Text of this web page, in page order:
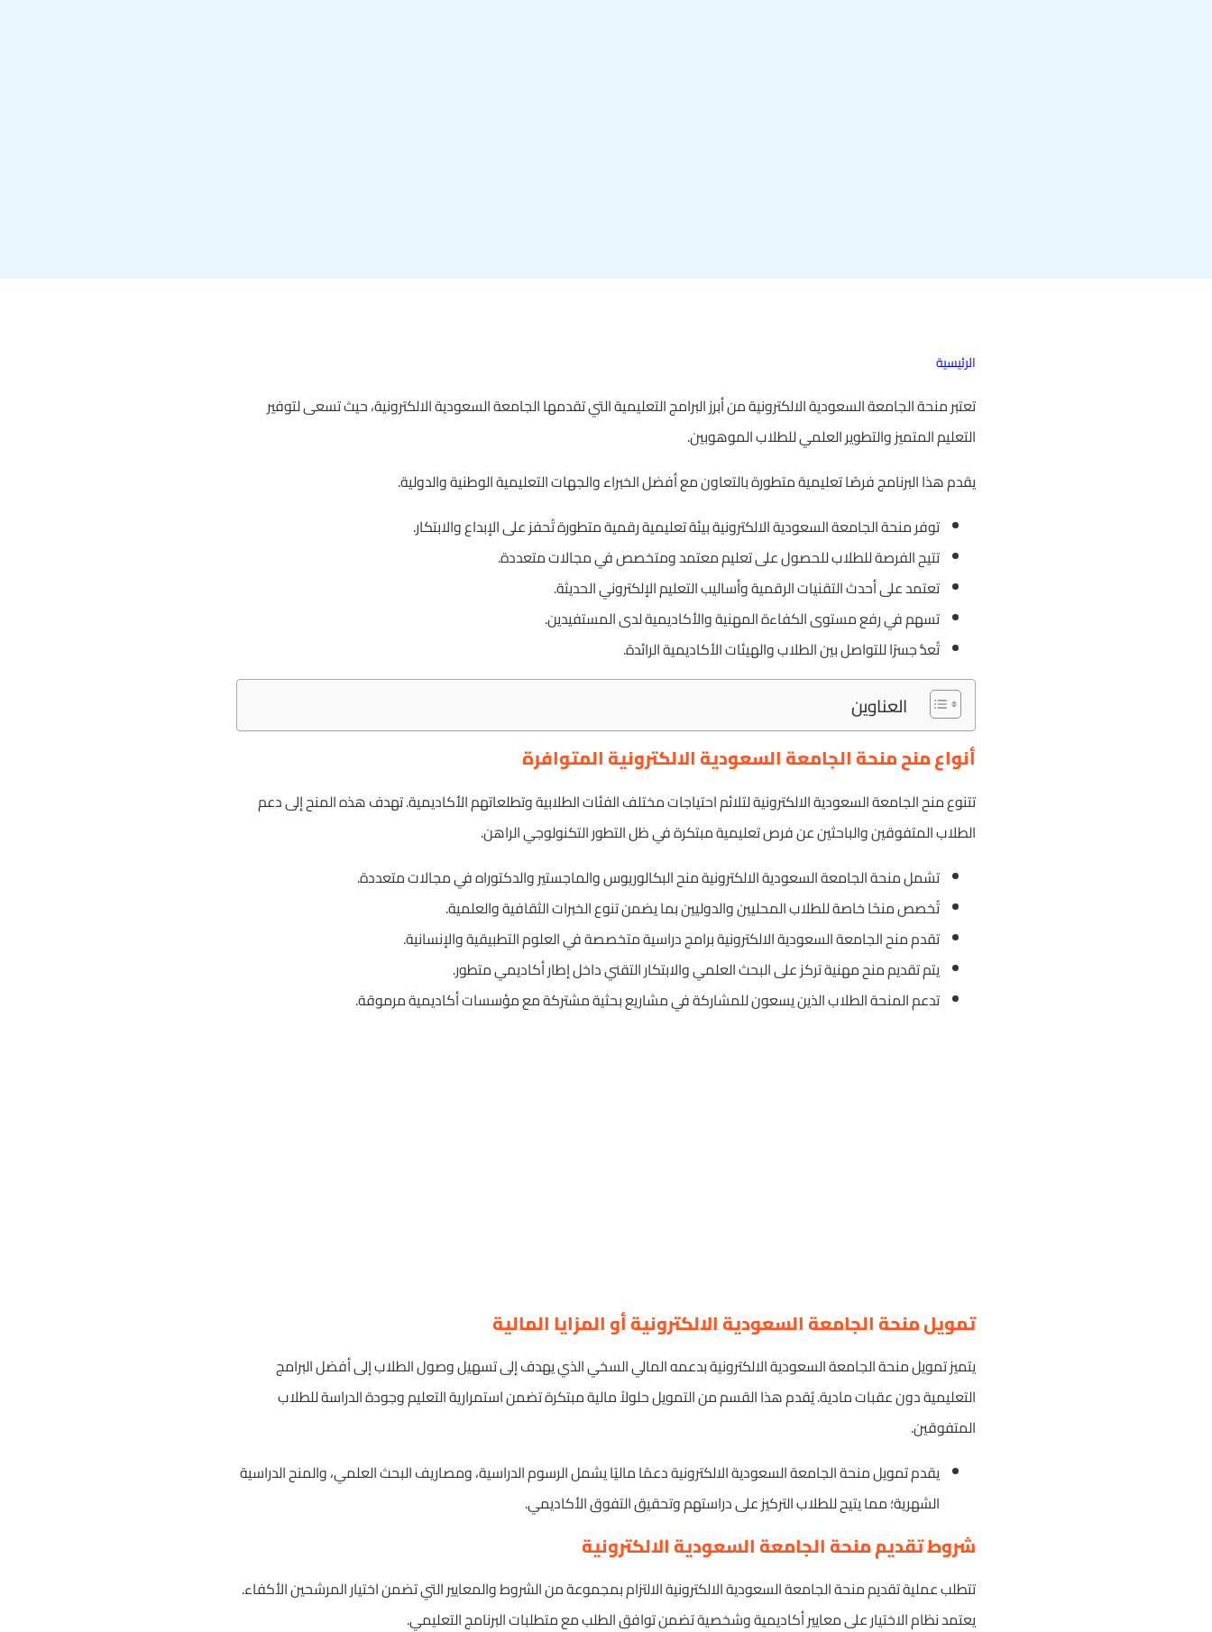
الرئيسية
تعتبر منحة الجامعة السعودية الالكترونية من أبرز البرامج التعليمية التي تقدمها الجامعة السعودية الالكترونية، حيث تسعى لتوفير
التعليم المتميز والتطوير العلمي للطلاب الموهوبين.
يقدم هذا البرنامج فرصًا تعليمية متطورة بالتعاون مع أفضل الخبراء والجهات التعليمية الوطنية والدولية.
توفر منحة الجامعة السعودية الالكترونية بيئة تعليمية رقمية متطورة تُحفز على الإبداع والابتكار.
تتيح الفرصة للطلاب للحصول على تعليم معتمد ومتخصص في مجالات متعددة.
تعتمد على أحدث التقنيات الرقمية وأساليب التعليم الإلكتروني الحديثة.
تسهم في رفع مستوى الكفاءة المهنية والأكاديمية لدى المستفيدين.
تُعدُّ جسرًا للتواصل بين الطلاب والهيئات الأكاديمية الرائدة.
العناوين
أنواع منح منحة الجامعة السعودية الالكترونية المتوافرة
تتنوع منح الجامعة السعودية الالكترونية لتلائم احتياجات مختلف الفئات الطلابية وتطلعاتهم الأكاديمية. تهدف هذه المنح إلى دعم
الطلاب المتفوقين والباحثين عن فرص تعليمية مبتكرة في ظل التطور التكنولوجي الراهن.
تشمل منحة الجامعة السعودية الالكترونية منح البكالوريوس والماجستير والدكتوراه في مجالات متعددة.
تُخصص منحًا خاصة للطلاب المحليين والدوليين بما يضمن تنوع الخبرات الثقافية والعلمية.
تقدم منح الجامعة السعودية الالكترونية برامج دراسية متخصصة في العلوم التطبيقية والإنسانية.
يتم تقديم منح مهنية تركز على البحث العلمي والابتكار التقني داخل إطار أكاديمي متطور.
تدعم المنحة الطلاب الذين يسعون للمشاركة في مشاريع بحثية مشتركة مع مؤسسات أكاديمية مرموقة.
تمويل منحة الجامعة السعودية الالكترونية أو المزايا المالية
يتميز تمويل منحة الجامعة السعودية الالكترونية بدعمه المالي السخي الذي يهدف إلى تسهيل وصول الطلاب إلى أفضل البرامج
التعليمية دون عقبات مادية. يُقدم هذا القسم من التمويل حلولاً مالية مبتكرة تضمن استمرارية التعليم وجودة الدراسة للطلاب
المتفوقين.
يقدم تمويل منحة الجامعة السعودية الالكترونية دعمًا ماليًا يشمل الرسوم الدراسية، ومصاريف البحث العلمي، والمنح الدراسية
الشهرية؛ مما يتيح للطلاب التركيز على دراستهم وتحقيق التفوق الأكاديمي.
شروط تقديم منحة الجامعة السعودية الالكترونية
تتطلب عملية تقديم منحة الجامعة السعودية الالكترونية الالتزام بمجموعة من الشروط والمعايير التي تضمن اختيار المرشحين الأكفاء.
يعتمد نظام الاختيار على معايير أكاديمية وشخصية تضمن توافق الطلب مع متطلبات البرنامج التعليمي.